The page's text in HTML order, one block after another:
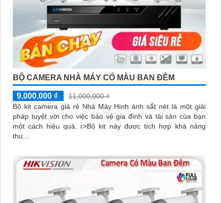
BỘ CAMERA NHÀ MÁY CÓ MÀU BAN ĐÊM
9,000,000 ₫
11,000,000 ₫
Bộ kit camera giá rẻ Nhà Máy Hính ảnh sắt nét là một giải
pháp tuyệt vời cho việc bảo vệ gia đình và tài sản của bạn
một cách hiệu quả. r>Bộ kit này được tích hợp khả năng
thu...